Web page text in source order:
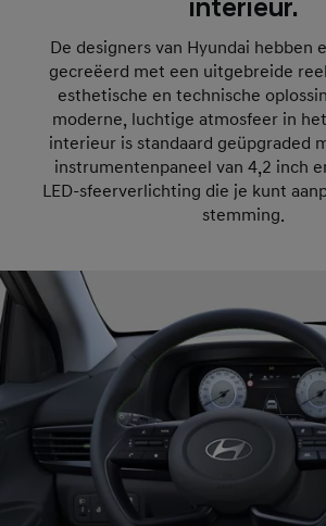
interieur.
De designers van Hyundai hebben
gecreëerd met een uitgebreide
esthetische en technische
moderne, luchtige atmosfeer in
interieur is standaard geüpgraded
instrumentenpaneel van 4,2 inch
LED-sfeerverlichting die je kunt
stemming.